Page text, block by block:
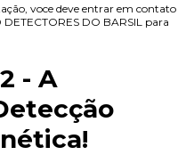
voce deve entrar em contato
DO BARSIL para
- A